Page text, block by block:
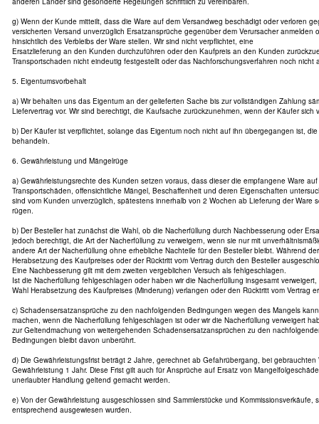
g) Wenn der Kunde mitteilt, dass die Ware auf dem Versandweg beschädigt oder verloren
versicherten Versand unverzüglich Ersatzansprüche gegenüber dem Verursacher anmelden
hinsichtlich des Verbleibs der Ware stellen. Wir sind nicht verpflichtet, eine
Ersatzlieferung an den Kunden durchzuführen oder den Kaufpreis an den Kunden
Transportschaden nicht eindeutig festgestellt oder das Nachforschungsverfahren noch nicht
5. Eigentumsvorbehalt
a) Wir behalten uns das Eigentum an der gelieferten Sache bis zur vollständigen Zahlung
Liefervertrag vor. Wir sind berechtigt, die Kaufsache zurückzunehmen, wenn der Käufer sich
b) Der Käufer ist verpflichtet, solange das Eigentum noch nicht auf ihn übergegangen ist,
behandeln.
6. Gewährleistung und Mängelrüge
a) Gewährleistungsrechte des Kunden setzen voraus, dass dieser die empfangene Ware
Transportschäden, offensichtliche Mängel, Beschaffenheit und deren Eigenschaften
sind vom Kunden unverzüglich, spätestens innerhalb von 2 Wochen ab Lieferung der Ware
rügen.
b) Der Besteller hat zunächst die Wahl, ob die Nacherfüllung durch Nachbesserung oder
jedoch berechtigt, die Art der Nacherfüllung zu verweigern, wenn sie nur mit
andere Art der Nacherfüllung ohne erhebliche Nachteile für den Besteller bleibt. Während
Herabsetzung des Kaufpreises oder der Rücktritt vom Vertrag durch den Besteller
Eine Nachbesserung gilt mit dem zweiten vergeblichen Versuch als fehlgeschlagen.
Ist die Nacherfüllung fehlgeschlagen oder haben wir die Nacherfüllung insgesamt
Wahl Herabsetzung des Kaufpreises (Minderung) verlangen oder den Rücktritt vom Vertrag
c) Schadensersatzansprüche zu den nachfolgenden Bedingungen wegen des Mangels
machen, wenn die Nacherfüllung fehlgeschlagen ist oder wir die Nacherfüllung verweigert
zur Geltendmachung von weitergehenden Schadensersatzansprüchen zu den
Bedingungen bleibt davon unberührt.
d) Die Gewährleistungsfrist beträgt 2 Jahre, gerechnet ab Gefahrübergang, bei gebrauchten
Gewährleistung 1 Jahr. Diese Frist gilt auch für Ansprüche auf Ersatz von
unerlaubter Handlung geltend gemacht werden.
e) Von der Gewährleistung ausgeschlossen sind Sammlerstücke und Kommissionsverkäufe,
entsprechend ausgewiesen wurden.